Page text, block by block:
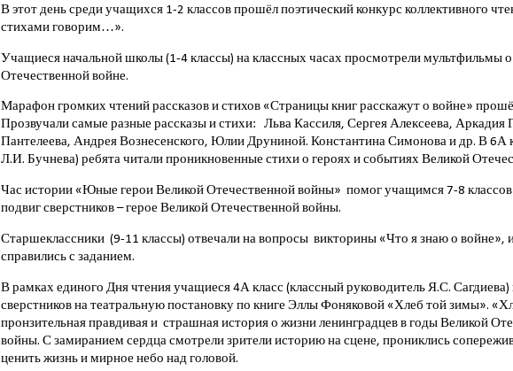
В этот день среди учащихся 1-2 классов прошёл поэтический конкурс коллективного
стихами говорим…».
Учащиеся начальной школы (1-4 классы) на классных часах просмотрели мультфильмы
Отечественной войне.
Марафон громких чтений рассказов и стихов «Страницы книг расскажут о войне»
Прозвучали самые разные рассказы и стихи: Льва Кассиля, Сергея Алексеева, Аркадия
Пантелеева, Андрея Вознесенского, Юлии Друниной. Константина Симонова и др. В 6А
Л.И. Бучнева) ребята читали проникновенные стихи о героях и событиях Великой
Час истории «Юные герои Великой Отечественной войны» помог учащимся 7-8 классов
подвиг сверстников – герое Великой Отечественной войны.
Старшеклассники (9-11 классы) отвечали на вопросы викторины «Что я знаю о войне»,
справились с заданием.
В рамках единого Дня чтения учащиеся 4А класс (классный руководитель Я.С. Сагдиева)
сверстников на театральную постановку по книге Эллы Фоняковой «Хлеб той зимы».
пронзительная правдивая и страшная история о жизни ленинградцев в годы Великой
войны. С замиранием сердца смотрели зрители историю на сцене, прониклись
ценить жизнь и мирное небо над головой.